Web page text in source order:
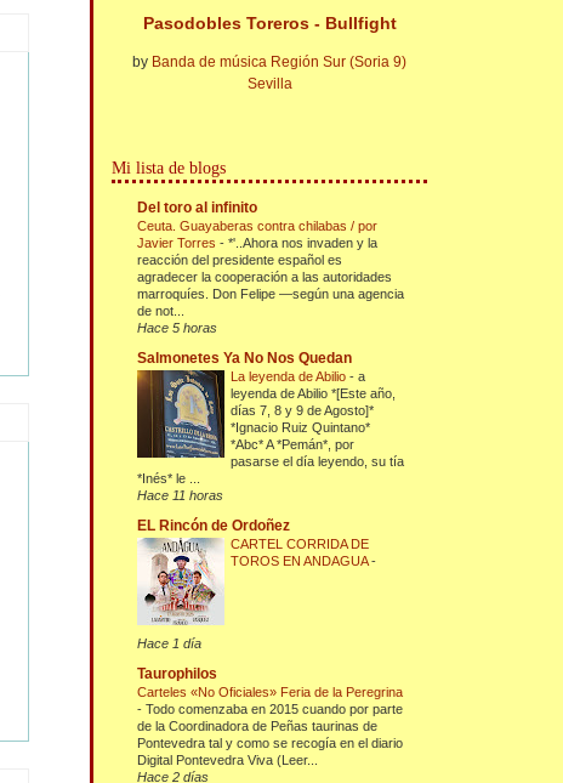
Pasodobles Toreros - Bullfight
by Banda de música Región Sur (Soria 9)
Sevilla
Mi lista de blogs
Del toro al infinito
Ceuta. Guayaberas contra chilabas / por
Javier Torres-*'..Ahora nos invaden y la
reacción del presidente español es
agradecer la cooperación a las autoridades
marroquíes. Don Felipe —según una agencia
de not...
Hace 5 horas
Salmonetes Ya No Nos Quedan
La leyenda de Abilio-a
leyenda de Abilio *[Este año,
días 7, 8 y 9 de Agosto]*
*Ignacio Ruiz Quintano*
*Abc* A *Pemán*, por
pasarse el día leyendo, su tía
*Inés* le ...
Hace 11 horas
EL Rincón de Ordoñez
CARTEL CORRIDA DE
TOROS EN ANDAGUA-
Hace 1 día
Taurophilos
Carteles «No Oficiales» Feria de la Peregrina
-Todo comenzaba en 2015 cuando por parte
de la Coordinadora de Peñas taurinas de
Pontevedra tal y como se recogía en el diario
Digital Pontevedra Viva (Leer...
Hace 2 días